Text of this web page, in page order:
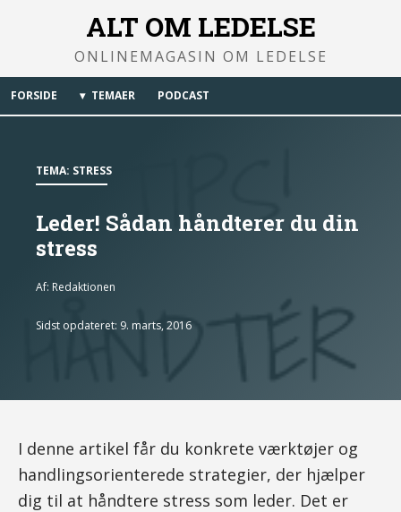
ALT OM LEDELSE
ONLINEMAGASIN OM LEDELSE
FORSIDE TEMAER PODCAST
TEMA: STRESS
Leder! Sådan håndterer du din
stress
Af: Redaktionen
Sidst opdateret: 9. marts, 2016
I denne artikel får du konkrete værktøjer og
handlingsorienterede strategier, der hjælper
dig til at håndtere stress som leder. Det er